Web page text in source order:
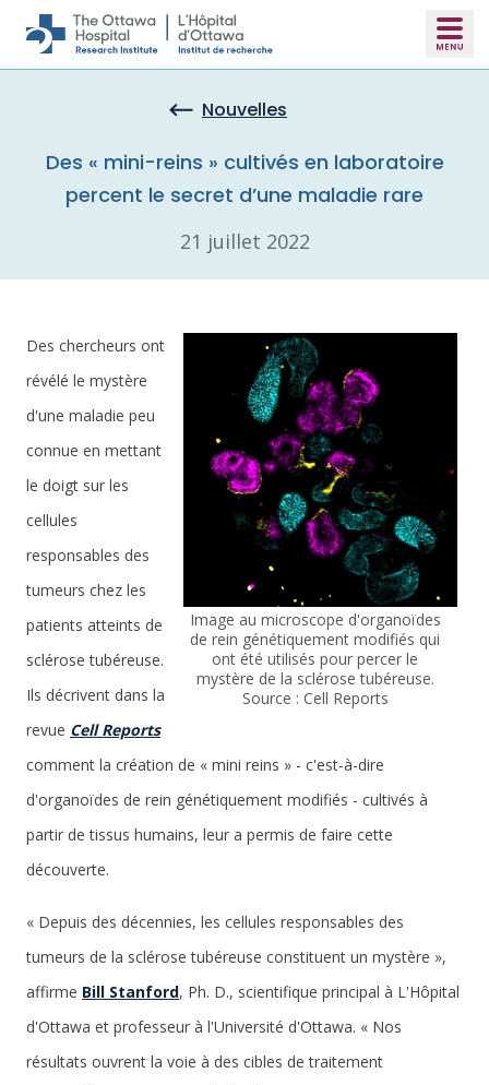
Skip to main content
Nouvelles
Des « mini-reins » cultivés en laboratoire
percent le secret d’une maladie rare
21 juillet 2022
Image au microscope d'organoïdes
de rein génétiquement modifiés qui
ont été utilisés pour percer le
mystère de la sclérose tubéreuse.
Source : Cell Reports
Des chercheurs ont
révélé le mystère
d'une maladie peu
connue en mettant
le doigt sur les
cellules
responsables des
tumeurs chez les
patients atteints de
sclérose tubéreuse.
Ils décrivent dans la
revue Cell Reports
comment la création de « mini reins » - c'est-à-dire
d'organoïdes de rein génétiquement modifiés - cultivés à
partir de tissus humains, leur a permis de faire cette
découverte.
« Depuis des décennies, les cellules responsables des
tumeurs de la sclérose tubéreuse constituent un mystère »,
affirme Bill Stanford, Ph. D., scientifique principal à L'Hôpital
d'Ottawa et professeur à l'Université d'Ottawa. « Nos
résultats ouvrent la voie à des cibles de traitement